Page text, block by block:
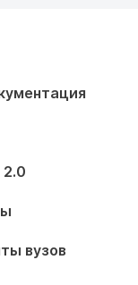
2.0
вузов